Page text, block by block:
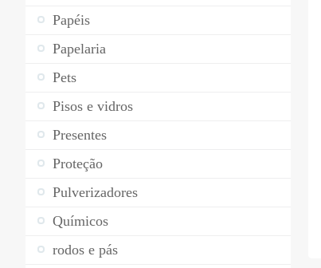
Papéis
Papelaria
Pets
Pisos e vidros
Presentes
Proteção
Pulverizadores
Químicos
rodos e pás